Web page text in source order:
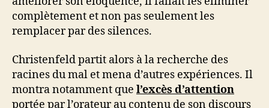
complètement et non pas seulement les
remplacer par des silences.
Christenfeld partit alors à la recherche des
racines du mal et mena d’autres expériences. Il
montra notamment que l’excès d’attention
portée par l’orateur au contenu de son discours